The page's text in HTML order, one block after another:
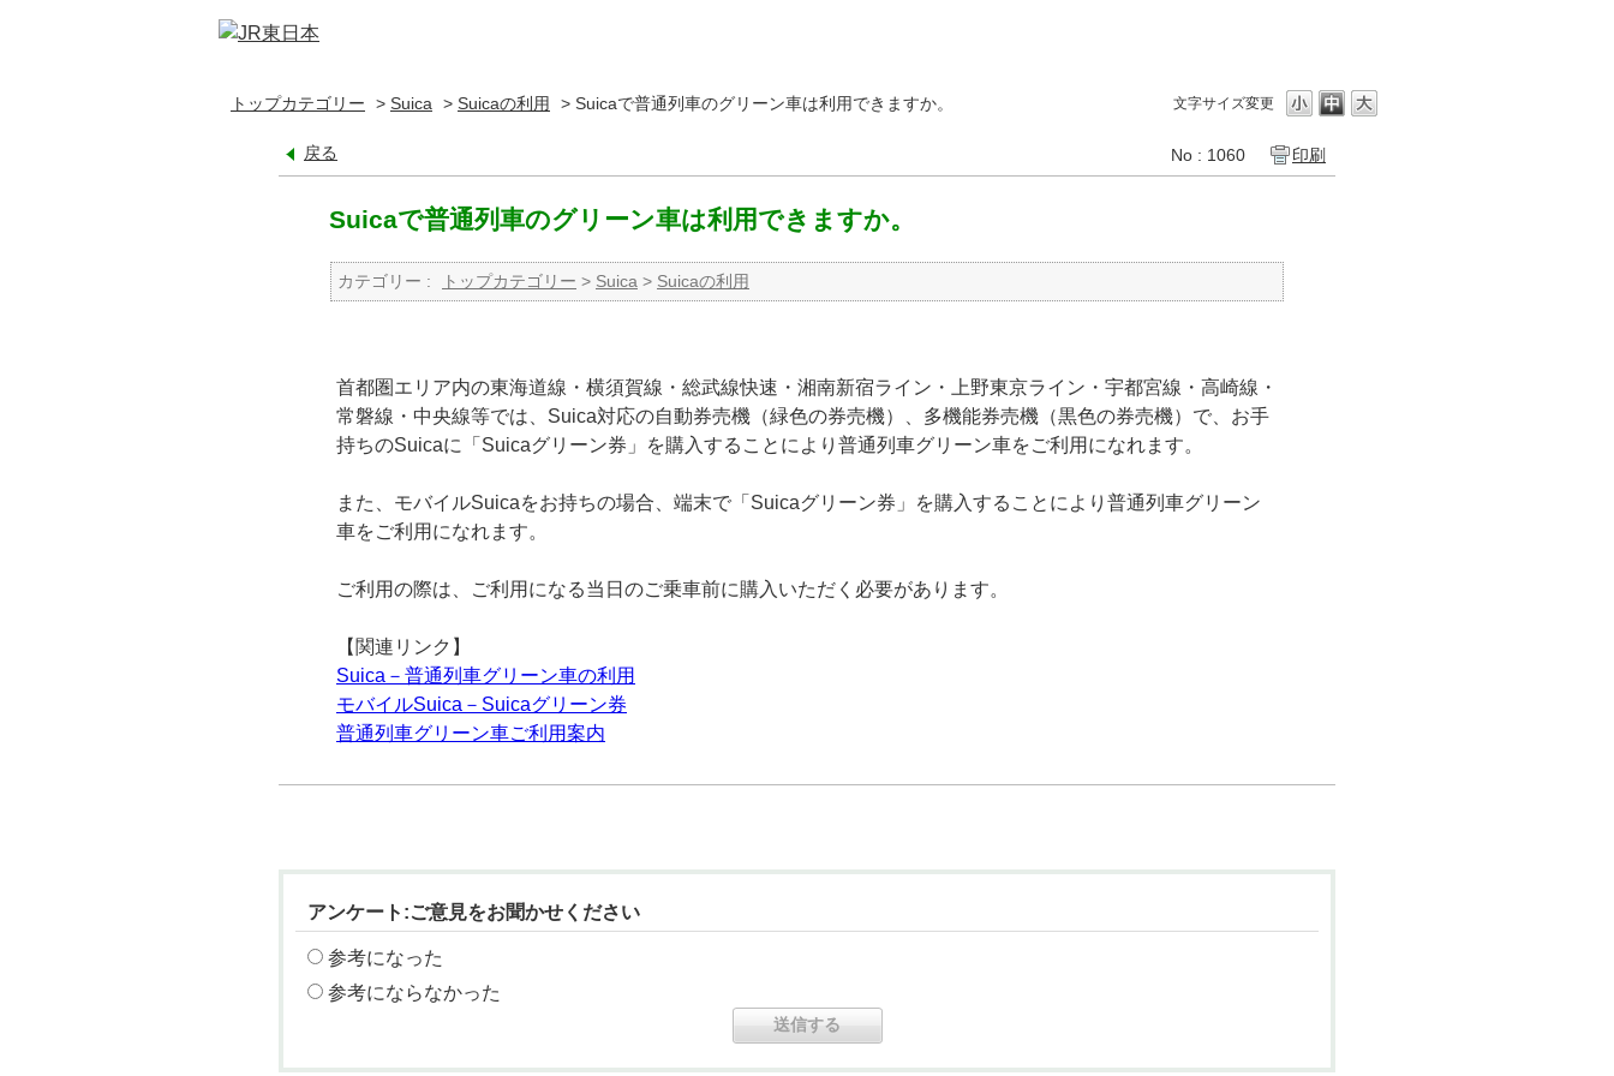
文字サイズ変更
トップカテゴリー > Suica > Suicaの利用 > Suicaで普通列車のグリーン車は利用できますか。
戻る No : 1060 印刷
Suicaで普通列車のグリーン車は利用できますか。
カテゴリー : トップカテゴリー > Suica > Suicaの利用
首都圏エリア内の東海道線・横須賀線・総武線快速・湘南新宿ライン・上野東京ライン・宇都宮線・高崎線・
常磐線・中央線等では、Suica対応の自動券売機（緑色の券売機）、多機能券売機（黒色の券売機）で、お手
持ちのSuicaに「Suicaグリーン券」を購入することにより普通列車グリーン車をご利用になれます。
また、モバイルSuicaをお持ちの場合、端末で「Suicaグリーン券」を購入することにより普通列車グリーン
車をご利用になれます。
ご利用の際は、ご利用になる当日のご乗車前に購入いただく必要があります。
【関連リンク】
Suica－普通列車グリーン車の利用
モバイルSuica－Suicaグリーン券
普通列車グリーン車ご利用案内
アンケート:ご意見をお聞かせください
参考になった
参考にならなかった